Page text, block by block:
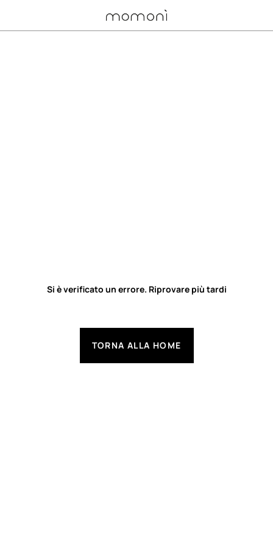
Si è verificato un errore. Riprovare più tardi
TORNA ALLA HOME